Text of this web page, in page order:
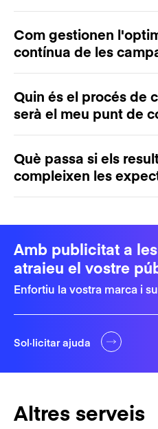
Com gestionen
contínua de les
Quin és el procés de
serà el meu punt de
Què passa si els
compleixen les
Amb publicitat a
atraieu el vostre
Enfortiu la vostra marca i
Sol·licitar ajuda
Altres serveis